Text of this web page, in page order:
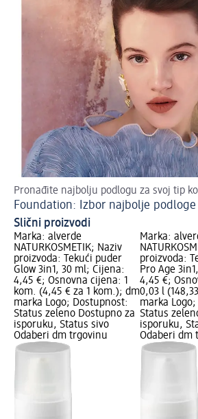
Pronađite najbolju podlogu za svoj tip
Foundation: Izbor najbolje podloge
Slični proizvodi
Marka: alverde
NATURKOSMETIK; Naziv
proizvoda: Tekući puder
Glow 3in1, 30 ml; Cijena:
4,45 €; Osnovna cijena: 1
kom. (4,45 € za 1 kom.); dm
marka Logo; Dostupnost:
Status zeleno Dostupno za
isporuku, Status sivo
Odaberi dm trgovinu
Marka:
proizvoda:
Pro Age
4,45 €;
0,03 l
marka
Status
isporuku,
Odaberi dm